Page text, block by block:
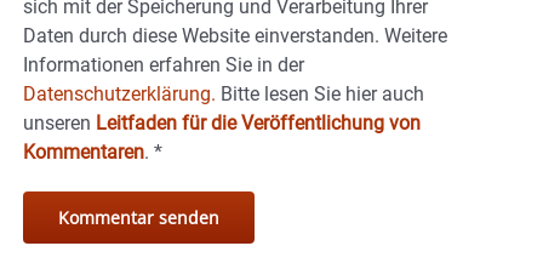
sich mit der Speicherung und Verarbeitung Ihrer
Daten durch diese Website einverstanden. Weitere
Informationen erfahren Sie in der
Datenschutzerklärung. Bitte lesen Sie hier auch
unseren Leitfaden für die Veröffentlichung von
Kommentaren. *